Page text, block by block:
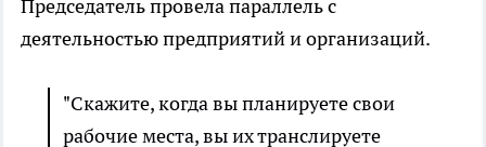
Председатель провела параллель с
деятельностью предприятий и организаций.
"Скажите, когда вы планируете свои
рабочие места, вы их транслируете